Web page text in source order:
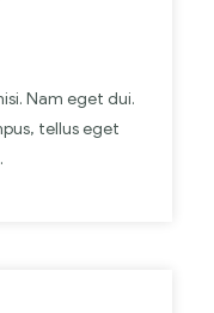
Nam eget dui.
tellus eget